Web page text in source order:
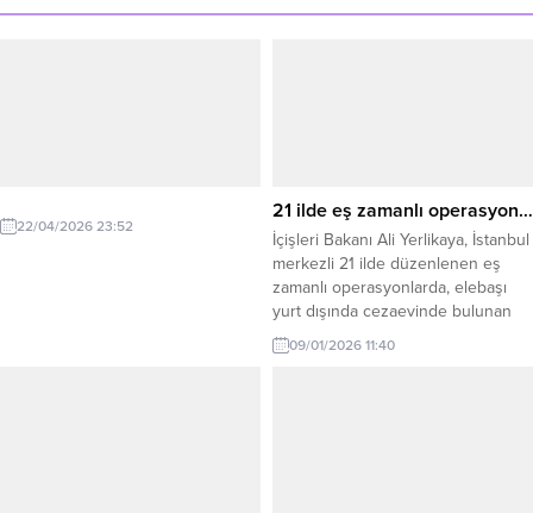
22/04/2026 23:52
21 ilde eş zamanlı operasyon…
İçişleri Bakanı Ali Yerlikaya, İstanbul
merkezli 21 ilde düzenlenen eş
zamanlı operasyonlarda, elebaşı
yurt dışında cezaevinde bulunan
organize suç örgütüne yönelik 96
şüphelinin yakalandığını açıkladı.
09/01/2026 11:40